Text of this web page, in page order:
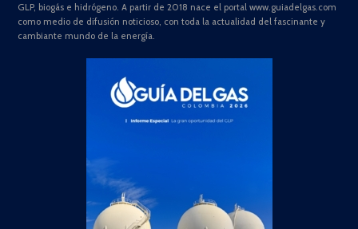
GLP, biogás e hidrógeno. A partir de 2018 nace el portal www.guiadelgas.com
como medio de difusión noticioso, con toda la actualidad del fascinante y
cambiante mundo de la energía.